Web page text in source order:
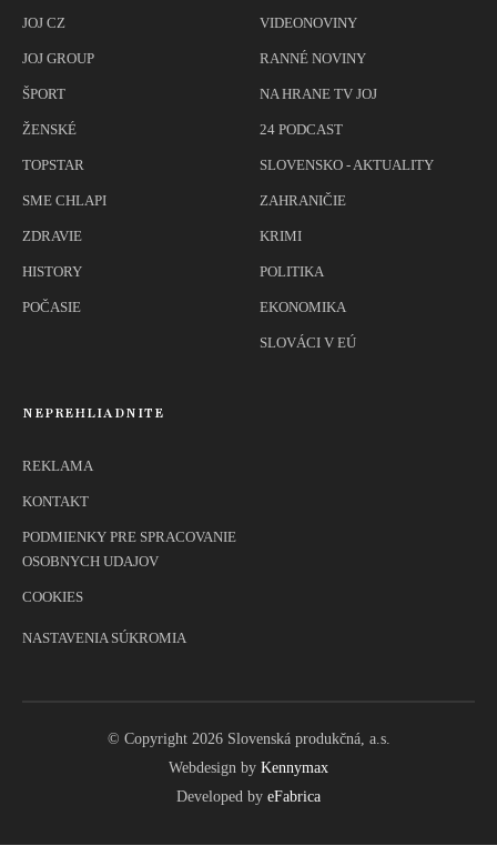
JOJ CZ
JOJ GROUP
ŠPORT
ŽENSKÉ
TOPSTAR
SME CHLAPI
ZDRAVIE
HISTORY
POČASIE
VIDEONOVINY
RANNÉ NOVINY
NA HRANE TV JOJ
24 PODCAST
SLOVENSKO - AKTUALITY
ZAHRANIČIE
KRIMI
POLITIKA
EKONOMIKA
SLOVÁCI V EÚ
NEPREHLIADNITE
REKLAMA
KONTAKT
PODMIENKY PRE SPRACOVANIE
OSOBNYCH UDAJOV
COOKIES
NASTAVENIA SÚKROMIA
© Copyright 2026 Slovenská produkčná, a.s.
Webdesign by Kennymax
Developed by eFabrica